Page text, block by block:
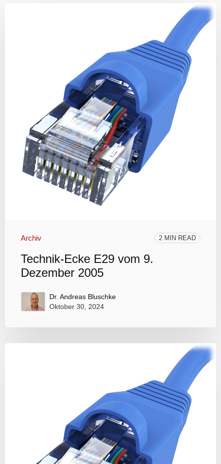
Archiv 2 MIN READ
Technik-Ecke E29 vom 9.
Dezember 2005
Dr. Andreas Bluschke
Oktober 30, 2024